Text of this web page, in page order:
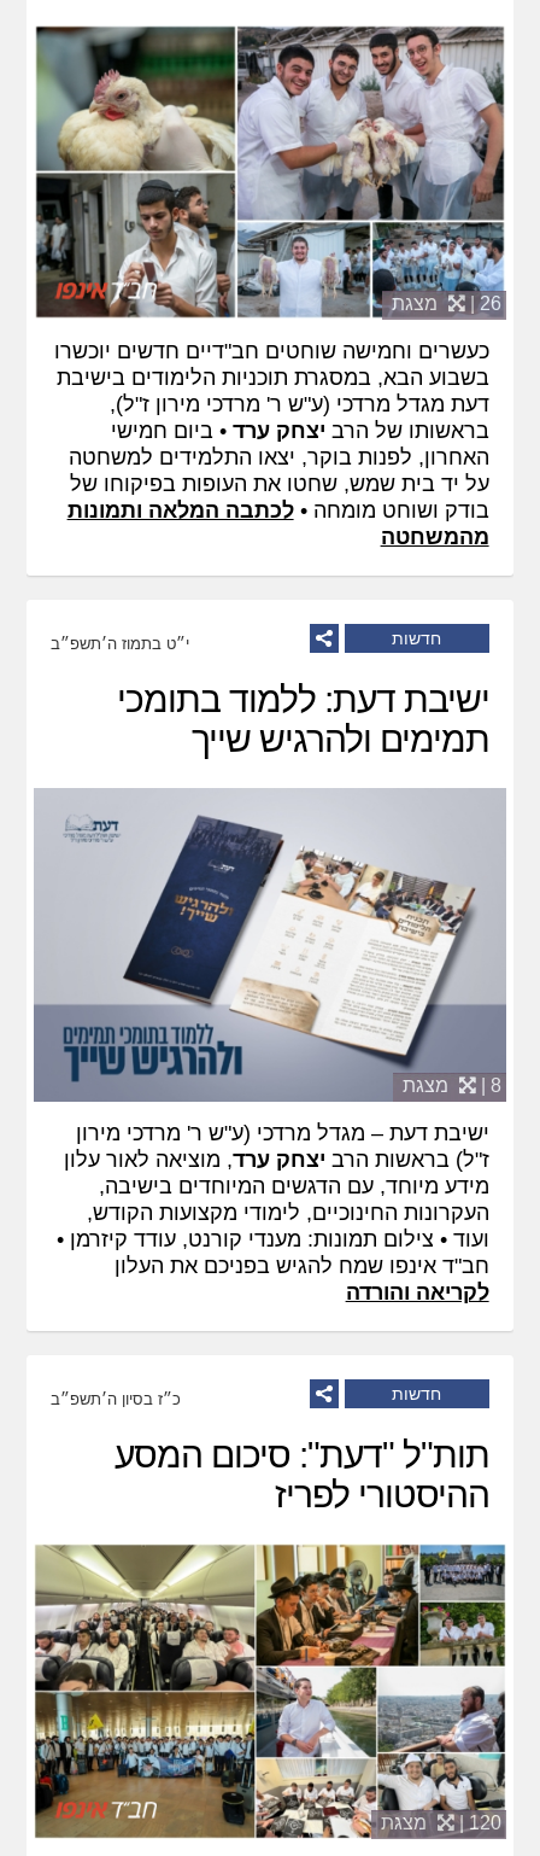
26 | מצגת
כעשרים וחמישה שוחטים חב"דיים חדשים יוכשרו
בשבוע הבא, במסגרת תוכניות הלימודים בישיבת
דעת מגדל מרדכי (ע"ש ר' מרדכי מירון ז"ל),
בראשותו של הרב יצחק ערד • ביום חמישי
האחרון, לפנות בוקר, יצאו התלמידים למשחטה
על יד בית שמש, שחטו את העופות בפיקוחו של
בודק ושוחט מומחה •לכתבה המלאה ותמונות
מהמשחטה
חדשות י״ט בתמוז ה׳תשפ״ב
ישיבת דעת: ללמוד בתומכי
תמימים ולהרגיש שייך
8 | מצגת
ישיבת דעת – מגדל מרדכי (ע"ש ר' מרדכי מירון
ז"ל) בראשות הרב יצחק ערד, מוציאה לאור עלון
מידע מיוחד, עם הדגשים המיוחדים בישיבה,
העקרונות החינוכיים, לימודי מקצועות הקודש,
ועוד • צילום תמונות: מענדי קורנט, עודד קיזרמן •
חב"ד אינפו שמח להגיש בפניכם את העלון
לקריאה והורדה
חדשות כ״ז בסיון ה׳תשפ״ב
תות"ל "דעת": סיכום המסע
ההיסטורי לפריז
120 | מצגת